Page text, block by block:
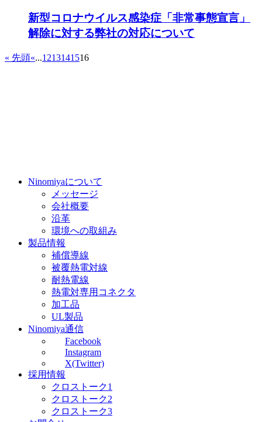
新型コロナウイルス感染症「非常事態宣言」
解除に対する弊社の対応について
« 先頭«...1213141516
Ninomiyaについて
メッセージ
会社概要
沿革
環境への取組み
製品情報
補償導線
被覆熱電対線
耐熱電線
熱電対専用コネクタ
加工品
UL製品
Ninomiya通信
Facebook
Instagram
X(Twitter)
採用情報
クロストーク1
クロストーク2
クロストーク3